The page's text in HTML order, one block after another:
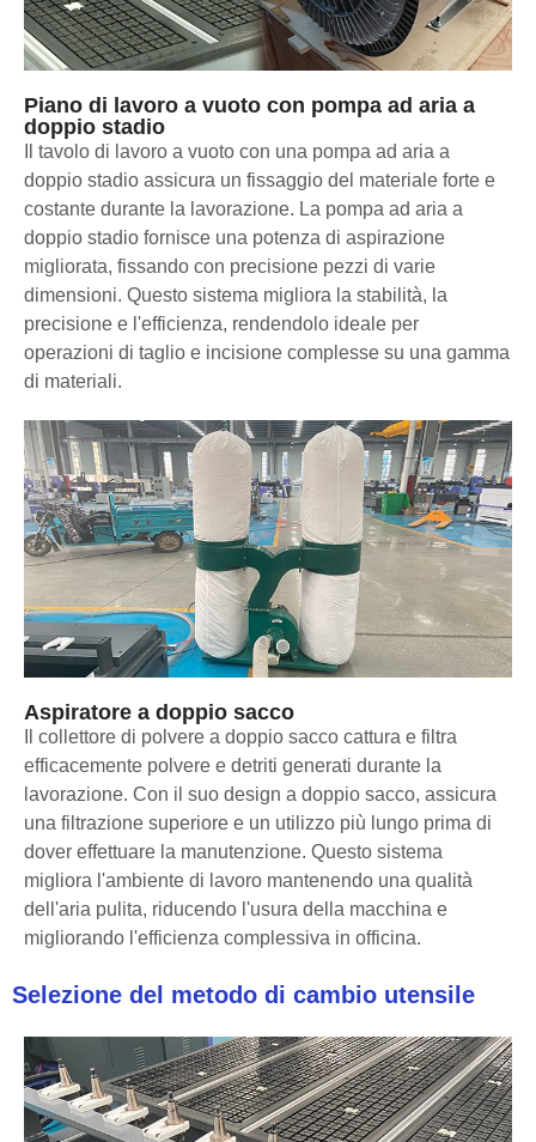
Piano di lavoro a vuoto con pompa ad aria a
doppio stadio
Il tavolo di lavoro a vuoto con una pompa ad aria a
doppio stadio assicura un fissaggio del materiale forte e
costante durante la lavorazione. La pompa ad aria a
doppio stadio fornisce una potenza di aspirazione
migliorata, fissando con precisione pezzi di varie
dimensioni. Questo sistema migliora la stabilità, la
precisione e l'efficienza, rendendolo ideale per
operazioni di taglio e incisione complesse su una gamma
di materiali.
Aspiratore a doppio sacco
Il collettore di polvere a doppio sacco cattura e filtra
efficacemente polvere e detriti generati durante la
lavorazione. Con il suo design a doppio sacco, assicura
una filtrazione superiore e un utilizzo più lungo prima di
dover effettuare la manutenzione. Questo sistema
migliora l'ambiente di lavoro mantenendo una qualità
dell'aria pulita, riducendo l'usura della macchina e
migliorando l'efficienza complessiva in officina.
Selezione del metodo di cambio utensile